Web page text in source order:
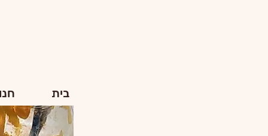
בית